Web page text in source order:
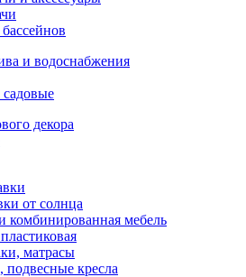
и водоснабжения
декора
от солнца
комбинированная мебель
матрасы
подвесные кресла